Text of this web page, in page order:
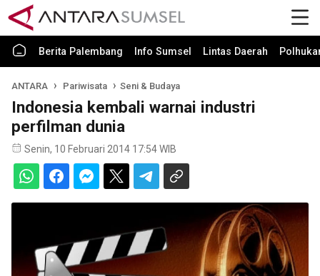
Berita Palembang Info Sumsel Lintas Daerah
ANTARA Pariwisata Seni & Budaya
Indonesia kembali warnai industri
perfilman dunia
Senin, 10 Februari 2014 17:54 WIB